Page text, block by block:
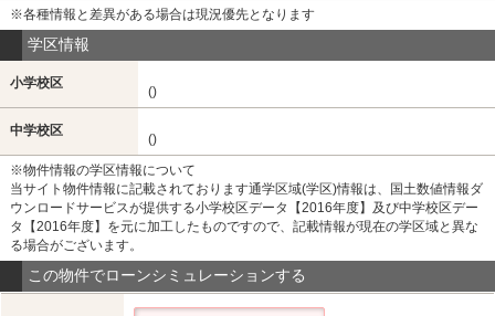
※各種情報と差異がある場合は現況優先となります
学区情報
小学校区
()
中学校区
()
※物件情報の学区情報について
当サイト物件情報に記載されております通学区域(学区)情報は、国土数値情報ダ
ウンロードサービスが提供する小学校区データ【2016年度】及び中学校区デー
タ【2016年度】を元に加工したものですので、記載情報が現在の学区域と異な
る場合がございます。
この物件でローンシミュレーションする